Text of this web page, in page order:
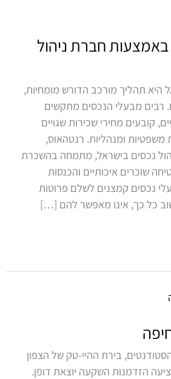
חברת ניהול
היא תהליך מורכב הדורש מומחיות,
רבים מבעלי הנכסים מתקשים
קובעים מחירי שכירות שגויים
משפטיות ומנהליות. רנטהאוס,
נכסים בישראל, מתמחה בהשכרת
שוכרים איכותיים והכנסות
נכסים קמצנים לשלם פרוטות
כל כך, אינו מאפשר להם […]
בירת ההיי-טק של הצפון
הזדמנות השקעה יוצאת דופן.